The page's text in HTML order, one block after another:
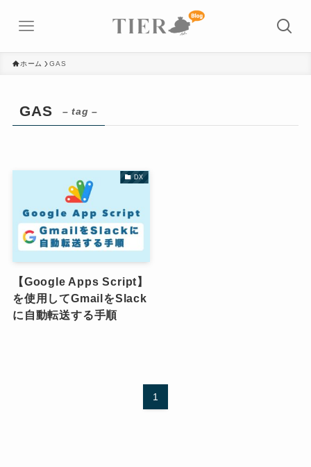
ホーム GAS
GAS – tag –
DX
【Google Apps Script】
を使用してGmailをSlack
に自動転送する手順
1